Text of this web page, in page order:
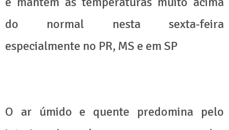
do normal nesta sexta-feira
especialmente no PR, MS e em SP
O ar úmido e quente predomina pelo